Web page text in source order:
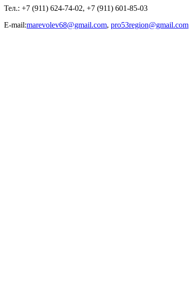
Тел.: +7 (911) 624-74-02, +7 (911) 601-85-03
E-mail:marevolev68@gmail.com, pro53region@gmail.com